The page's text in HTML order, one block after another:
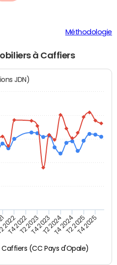
Méthodologie
à Caffiers
JDN)
Caffiers (CC Pays d'Opale)
2022
T4 2022T2 2023T4 2023T2 2024T4 2024T2 2025T4 2025